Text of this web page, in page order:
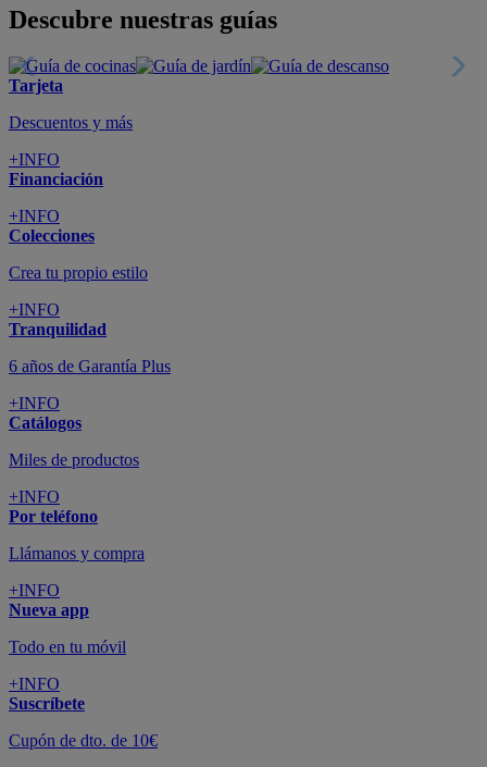
Descubre nuestras guías
Tarjeta
Descuentos y más
+INFO
Financiación
+INFO
Colecciones
Crea tu propio estilo
+INFO
Tranquilidad
6 años de Garantía Plus
+INFO
Catálogos
Miles de productos
+INFO
Por teléfono
Llámanos y compra
+INFO
Nueva app
Todo en tu móvil
+INFO
Suscríbete
Cupón de dto. de 10€